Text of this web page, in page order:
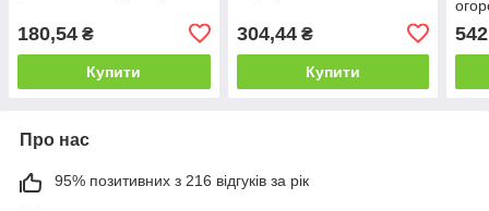
180,54 ₴
Купити
304,44₴
Купити
Про нас
95% позитивних з 216 відгуків за рік